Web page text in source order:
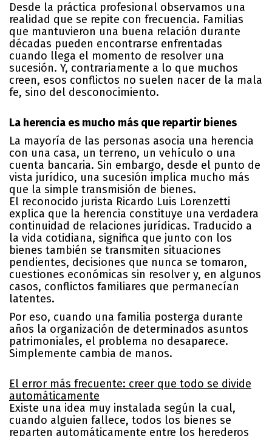
Desde la práctica profesional observamos una
realidad que se repite con frecuencia. Familias
que mantuvieron una buena relación durante
décadas pueden encontrarse enfrentadas
cuando llega el momento de resolver una
sucesión. Y, contrariamente a lo que muchos
creen, esos conflictos no suelen nacer de la mala
fe, sino del desconocimiento.
La herencia es mucho más que repartir bienes
La mayoría de las personas asocia una herencia
con una casa, un terreno, un vehículo o una
cuenta bancaria. Sin embargo, desde el punto de
vista jurídico, una sucesión implica mucho más
que la simple transmisión de bienes.
El reconocido jurista Ricardo Luis Lorenzetti
explica que la herencia constituye una verdadera
continuidad de relaciones jurídicas. Traducido a
la vida cotidiana, significa que junto con los
bienes también se transmiten situaciones
pendientes, decisiones que nunca se tomaron,
cuestiones económicas sin resolver y, en algunos
casos, conflictos familiares que permanecían
latentes.
Por eso, cuando una familia posterga durante
años la organización de determinados asuntos
patrimoniales, el problema no desaparece.
Simplemente cambia de manos.
El error más frecuente: creer que todo se divide
automáticamente
Existe una idea muy instalada según la cual,
cuando alguien fallece, todos los bienes se
reparten automáticamente entre los herederos